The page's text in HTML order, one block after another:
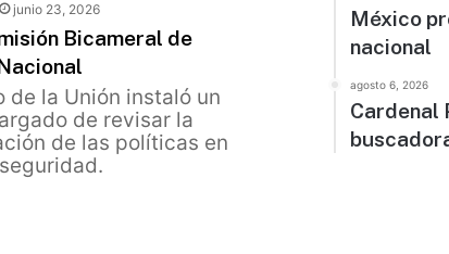
junio 23, 2026
Bicameral de
de la Unión instaló un
de revisar la
de las políticas en
México
nacional
agosto 6, 2026
Cardenal